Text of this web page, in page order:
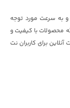
خود را از سال 1400 آغاز کرده و به سرعت مورد توجه
محصولات با کیفیت و
آنلاین برای کاربران نت